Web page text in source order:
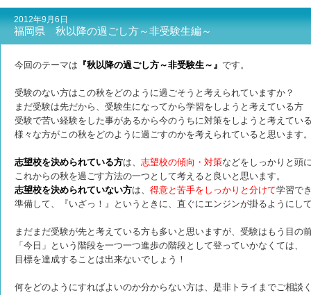
2012年9月6日
福岡県 秋以降の過ごし方～非受験生編～
今回のテーマは 『秋以降の過ごし方～非受験生～』 です。
受験のない方はこの秋をどのように過ごそうと考えられていますか？
まだ受験は先だから、受験生になってから学習をしようと考えている方
受験で苦い経験をした事があるから今のうちに対策をしようと考えてい
様々な方がこの秋をどのように過ごすのかを考えられていると思います
志望校を決められている方は、 志望校の傾向・対策などをしっかりと頭
これからの秋を過ごす方法の一つとして考えると良いと思います。
志望校を決められていない方は、 得意と苦手をしっかりと分けて学習で
準備して、『いざっ！』というときに、直ぐにエンジンが掛るようにし
まだまだ受験が先と考えている方も多いと思いますが、受験はもう目の
「今日」という階段を一つ一つ進歩の階段として登っていかなくては、
目標を達成することは出来ないでしょう！
何をどのようにすればよいのか分からない方は、是非トライまでご相談